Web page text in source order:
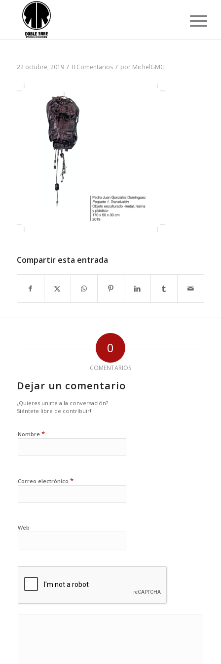
22 octubre, 2019 / 0 Comentarios / por MichelGMG
Compartir esta entrada
0
COMENTARIOS
Dejar un comentario
¿Quieres unirte a la conversación?
Siéntete libre de contribuir!
Nombre *
Correo electrónico *
Web